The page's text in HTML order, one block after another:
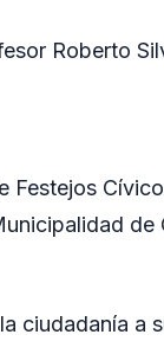
Roberto
Festejos
ciudadanía a